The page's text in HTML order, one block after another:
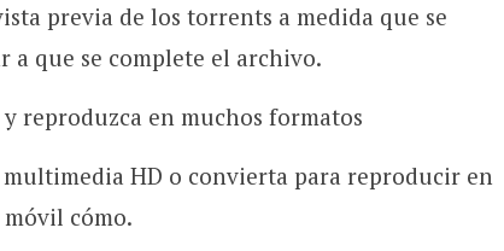
previa de los torrents a medida que se
a que se complete el archivo.
reproduzca en muchos formatos
HD o convierta para reproducir en
cómo.